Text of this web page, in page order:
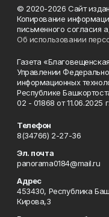
© 2020-2026 Сайт
Копирование
письменного согласия
Об использовании
Газета
Управлении
информационных
Республике
02 - 01868 от 11.06.2025 г.
Телефон
8(34766) 2-27-36
Эл. почта
panorama0184@mail.ru
Адрес
453430, Республика
Кирова,3